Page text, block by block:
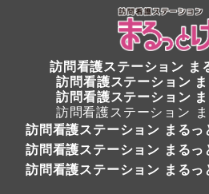
訪問看護ステーション ま
訪問看護ステーション
訪問看護ステーション
訪問看護ステーション
訪問看護ステーション まるっ
訪問看護ステーション まるっ
訪問看護ステーション まるっ